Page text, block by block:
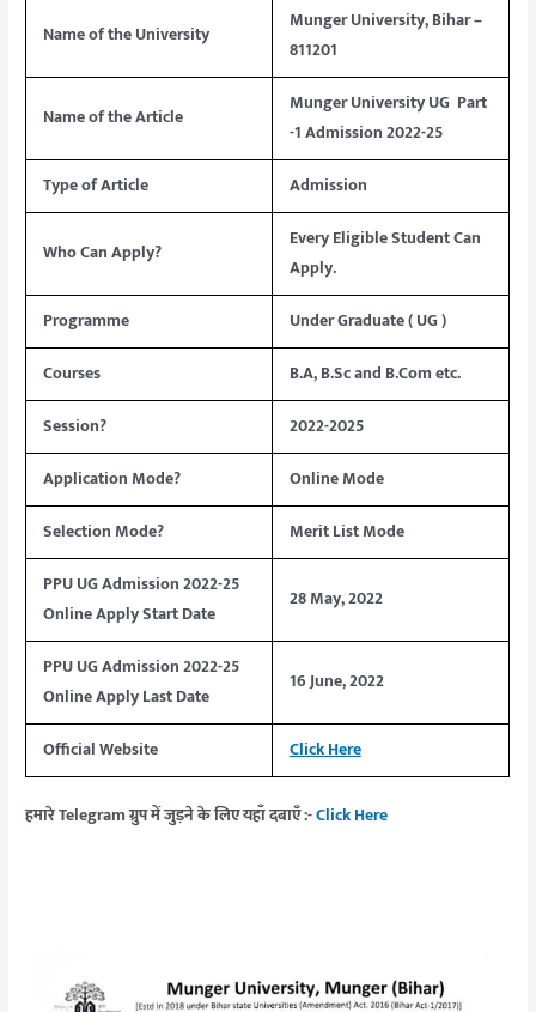
Name of the University
Munger University, Bihar –
811201
Name of the Article
Munger University UG Part
-1 Admission 2022-25
Type of Article
Admission
Who Can Apply?
Every Eligible Student Can
Apply.
Programme
Under Graduate ( UG )
Courses
B.A, B.Sc and B.Com etc.
Session?
2022-2025
Application Mode?
Online Mode
Selection Mode?
Merit List Mode
PPU UG Admission 2022-25
Online Apply Start Date
28 May, 2022
PPU UG Admission 2022-25
Online Apply Last Date
16 June, 2022
Official Website Click Here
हमारे Telegram ग्रुप में जुड़ने के लिए यहाँ दबाएँ :-Click Here